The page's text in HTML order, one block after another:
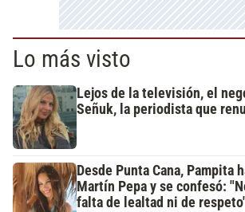
Lo más visto
Lejos de la televisión, el
Señuk, la periodista que
Desde Punta Cana, Pampita
Martín Pepa y se confesó:
falta de lealtad ni de